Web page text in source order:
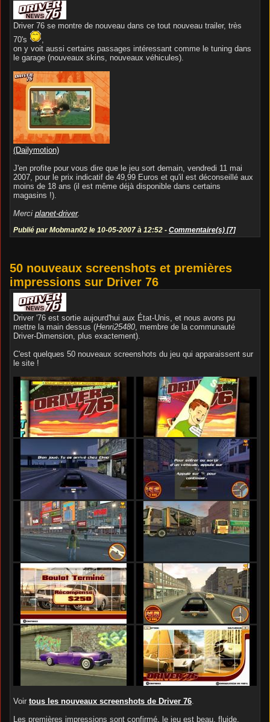
Driver 76 se montre de nouveau dans ce tout nouveau trailer, très
70's
on y voit aussi certains passages intéressant comme le tuning dans
le garage (nouveaux skins, nouveaux véhicules).
(Dailymotion)
J'en profite pour vous dire que le jeu sort demain, vendredi 11 mai
2007, pour le prix indicatif de 49,99 Euros et qu'il est déconseillé aux
moins de 18 ans (il est même déjà disponible dans certains
magasins !).
Merci planet-driver.
Publié par Mobman02 le 10-05-2007 à 12:52 - Commentaire(s) [7]
50 nouveaux screenshots et premières
impressions sur Driver 76
Driver '76 est sortie aujourd'hui aux État-Unis, et nous avons pu
mettre la main dessus (Henri25480 , membre de la communauté
Driver-Dimension, plus exactement).
C'est quelques 50 nouveaux screenshots du jeu qui apparaissent sur
le site !
Voir tous les nouveaux screenshots de Driver 76
Les premières impressions sont confirmé, le jeu est beau, fluide,